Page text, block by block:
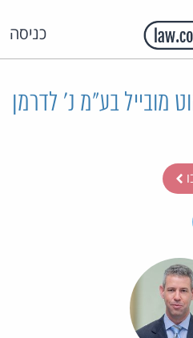
כניסה
57134-09-24 הוט מובייל בע"מ נ' לדרמן